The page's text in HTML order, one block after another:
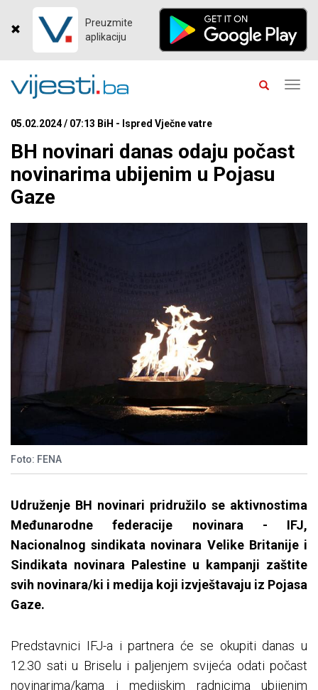
Preuzmite
aplikaciju
05.02.2024 / 07:13 BiH - Ispred Vječne vatre
BH novinari danas odaju počast
novinarima ubijenim u Pojasu
Gaze
Foto: FENA
Udruženje BH novinari pridružilo se aktivnostima
Međunarodne federacije novinara - IFJ,
Nacionalnog sindikata novinara Velike Britanije i
Sindikata novinara Palestine u kampanji zaštite
svih novinara/ki i medija koji izvještavaju iz Pojasa
Gaze.
Predstavnici IFJ-a i partnera će se okupiti danas u
12.30 sati u Briselu i paljenjem svijeća odati počast
novinarima/kama i medijskim radnicima ubijenim